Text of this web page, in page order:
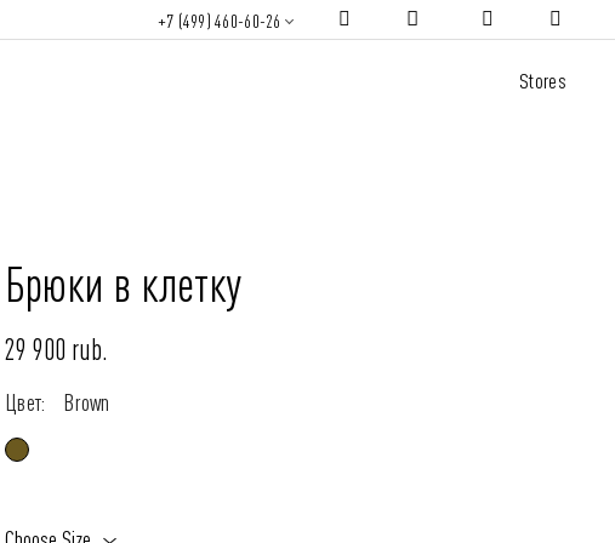
+7 (499) 460-60-26
Stores
Брюки в клетку
29 900 rub.
Цвет: Brown